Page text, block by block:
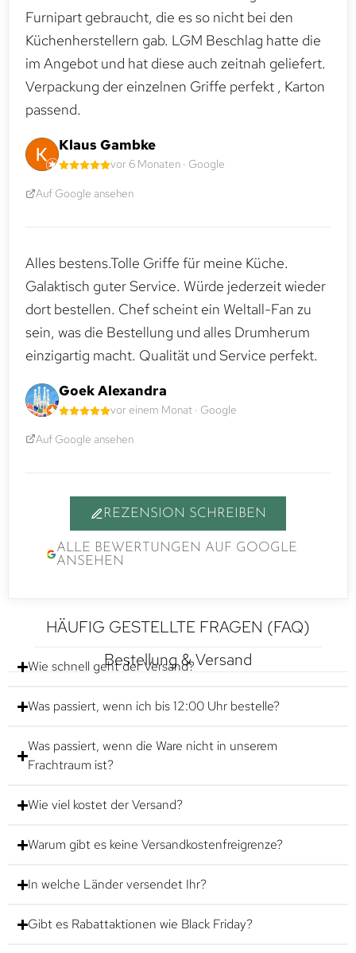
Furnipart gebraucht, die es so nicht bei den
Küchenherstellern gab. LGM Beschlag hatte die
im Angebot und hat diese auch zeitnah geliefert.
Verpackung der einzelnen Griffe perfekt , Karton
passend.
Klaus Gambke
vor 6 Monaten · Google
Auf Google ansehen
Alles bestens.Tolle Griffe für meine Küche.
Galaktisch guter Service. Würde jederzeit wieder
dort bestellen. Chef scheint ein Weltall-Fan zu
sein, was die Bestellung und alles Drumherum
einzigartig macht. Qualität und Service perfekt.
Goek Alexandra
vor einem Monat · Google
Auf Google ansehen
REZENSION SCHREIBEN
ALLE BEWERTUNGEN AUF GOOGLE
ANSEHEN
HÄUFIG GESTELLTE FRAGEN (FAQ)
Bestellung & Versand
Wie schnell geht der Versand?
Was passiert, wenn ich bis 12:00 Uhr bestelle?
Was passiert, wenn die Ware nicht in unserem
Frachtraum ist?
Wie viel kostet der Versand?
Warum gibt es keine Versandkostenfreigrenze?
In welche Länder versendet Ihr?
Gibt es Rabattaktionen wie Black Friday?